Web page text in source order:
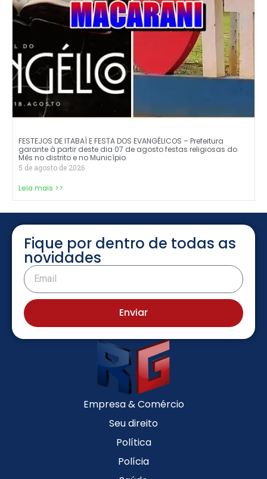
FESTEJOS DE ITABAÍ E FESTA DOS EVANGÉLICOS – Prefeitura
garante à partir deste dia 07 de agosto festas religiosas do
Mês no distrito e no Município.
5 de agosto de 2026
Leia mais >>
Fique por dentro de todas as
novidades
Enviar
Empresa & Comércio
Seu direito
Política
Polícia